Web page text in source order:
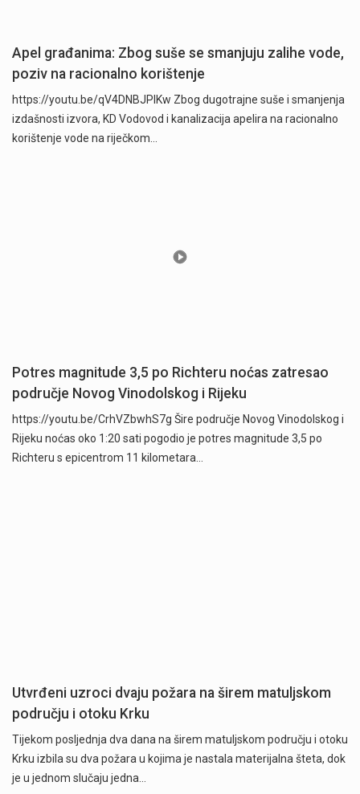
Apel građanima: Zbog suše se smanjuju zalihe vode,
poziv na racionalno korištenje
https://youtu.be/qV4DNBJPlKw Zbog dugotrajne suše i smanjenja
izdašnosti izvora, KD Vodovod i kanalizacija apelira na racionalno
korištenje vode na riječkom…
Potres magnitude 3,5 po Richteru noćas zatresao
područje Novog Vinodolskog i Rijeku
https://youtu.be/CrhVZbwhS7g Šire područje Novog Vinodolskog i
Rijeku noćas oko 1:20 sati pogodio je potres magnitude 3,5 po
Richteru s epicentrom 11 kilometara…
Utvrđeni uzroci dvaju požara na širem matuljskom
području i otoku Krku
Tijekom posljednja dva dana na širem matuljskom području i otoku
Krku izbila su dva požara u kojima je nastala materijalna šteta, dok
je u jednom slučaju jedna…